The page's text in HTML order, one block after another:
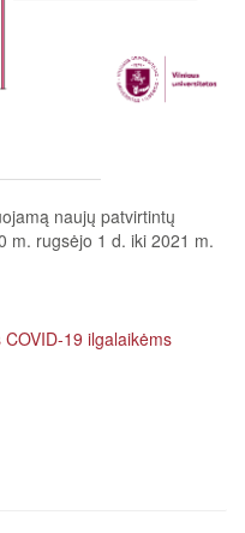
naujų patvirtintų
m. rugsėjo 1 d. iki 2021 m.
19 ilgalaikėms